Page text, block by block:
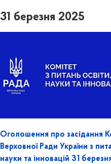
31 березня 2025
Оголошення про засідання
Верховної Ради України з
науки та інновацій 31